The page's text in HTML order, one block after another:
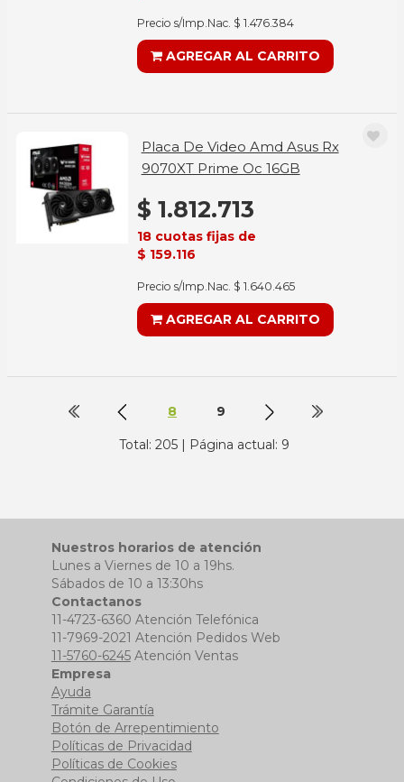
Precio s/Imp.Nac. $ 1.476.384
AGREGAR AL CARRITO
Placa De Video Amd Asus Rx
9070XT Prime Oc 16GB
$ 1.812.713
18 cuotas fijas de
$ 159.116
Precio s/Imp.Nac. $ 1.640.465
AGREGAR AL CARRITO
8 9
Total: 205 | Página actual: 9
Nuestros horarios de atención
Lunes a Viernes de 10 a 19hs.
Sábados de 10 a 13:30hs
Contactanos
11-4723-6360 Atención Telefónica
11-7969-2021 Atención Pedidos Web
11-5760-6245Atención Ventas
Empresa
Ayuda
Trámite Garantía
Botón de Arrepentimiento
Políticas de Privacidad
Políticas de Cookies